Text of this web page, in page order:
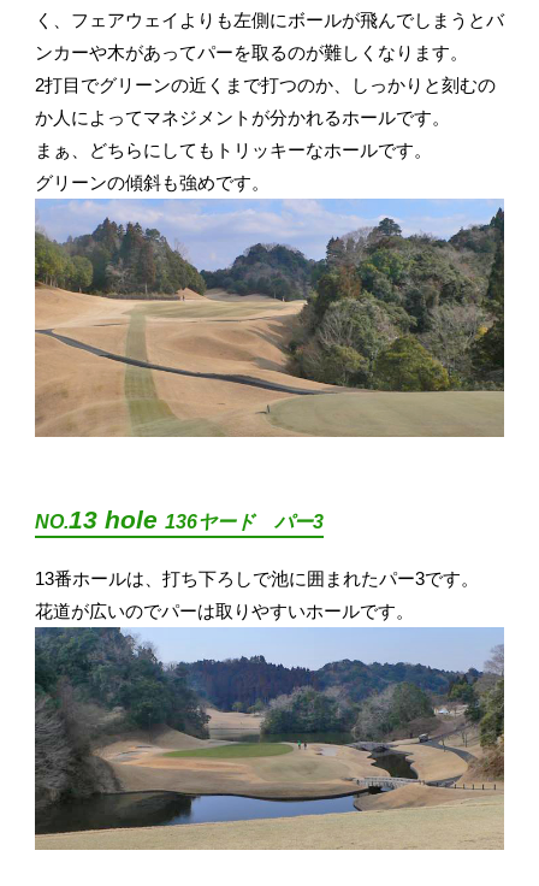
く、フェアウェイよりも左側にボールが飛んでしまうとバ
ンカーや木があってパーを取るのが難しくなります。
2打目でグリーンの近くまで打つのか、しっかりと刻むの
か人によってマネジメントが分かれるホールです。
まぁ、どちらにしてもトリッキーなホールです。
グリーンの傾斜も強めです。
NO.13 hole 136ヤード パー3
13番ホールは、打ち下ろしで池に囲まれたパー3です。
花道が広いのでパーは取りやすいホールです。